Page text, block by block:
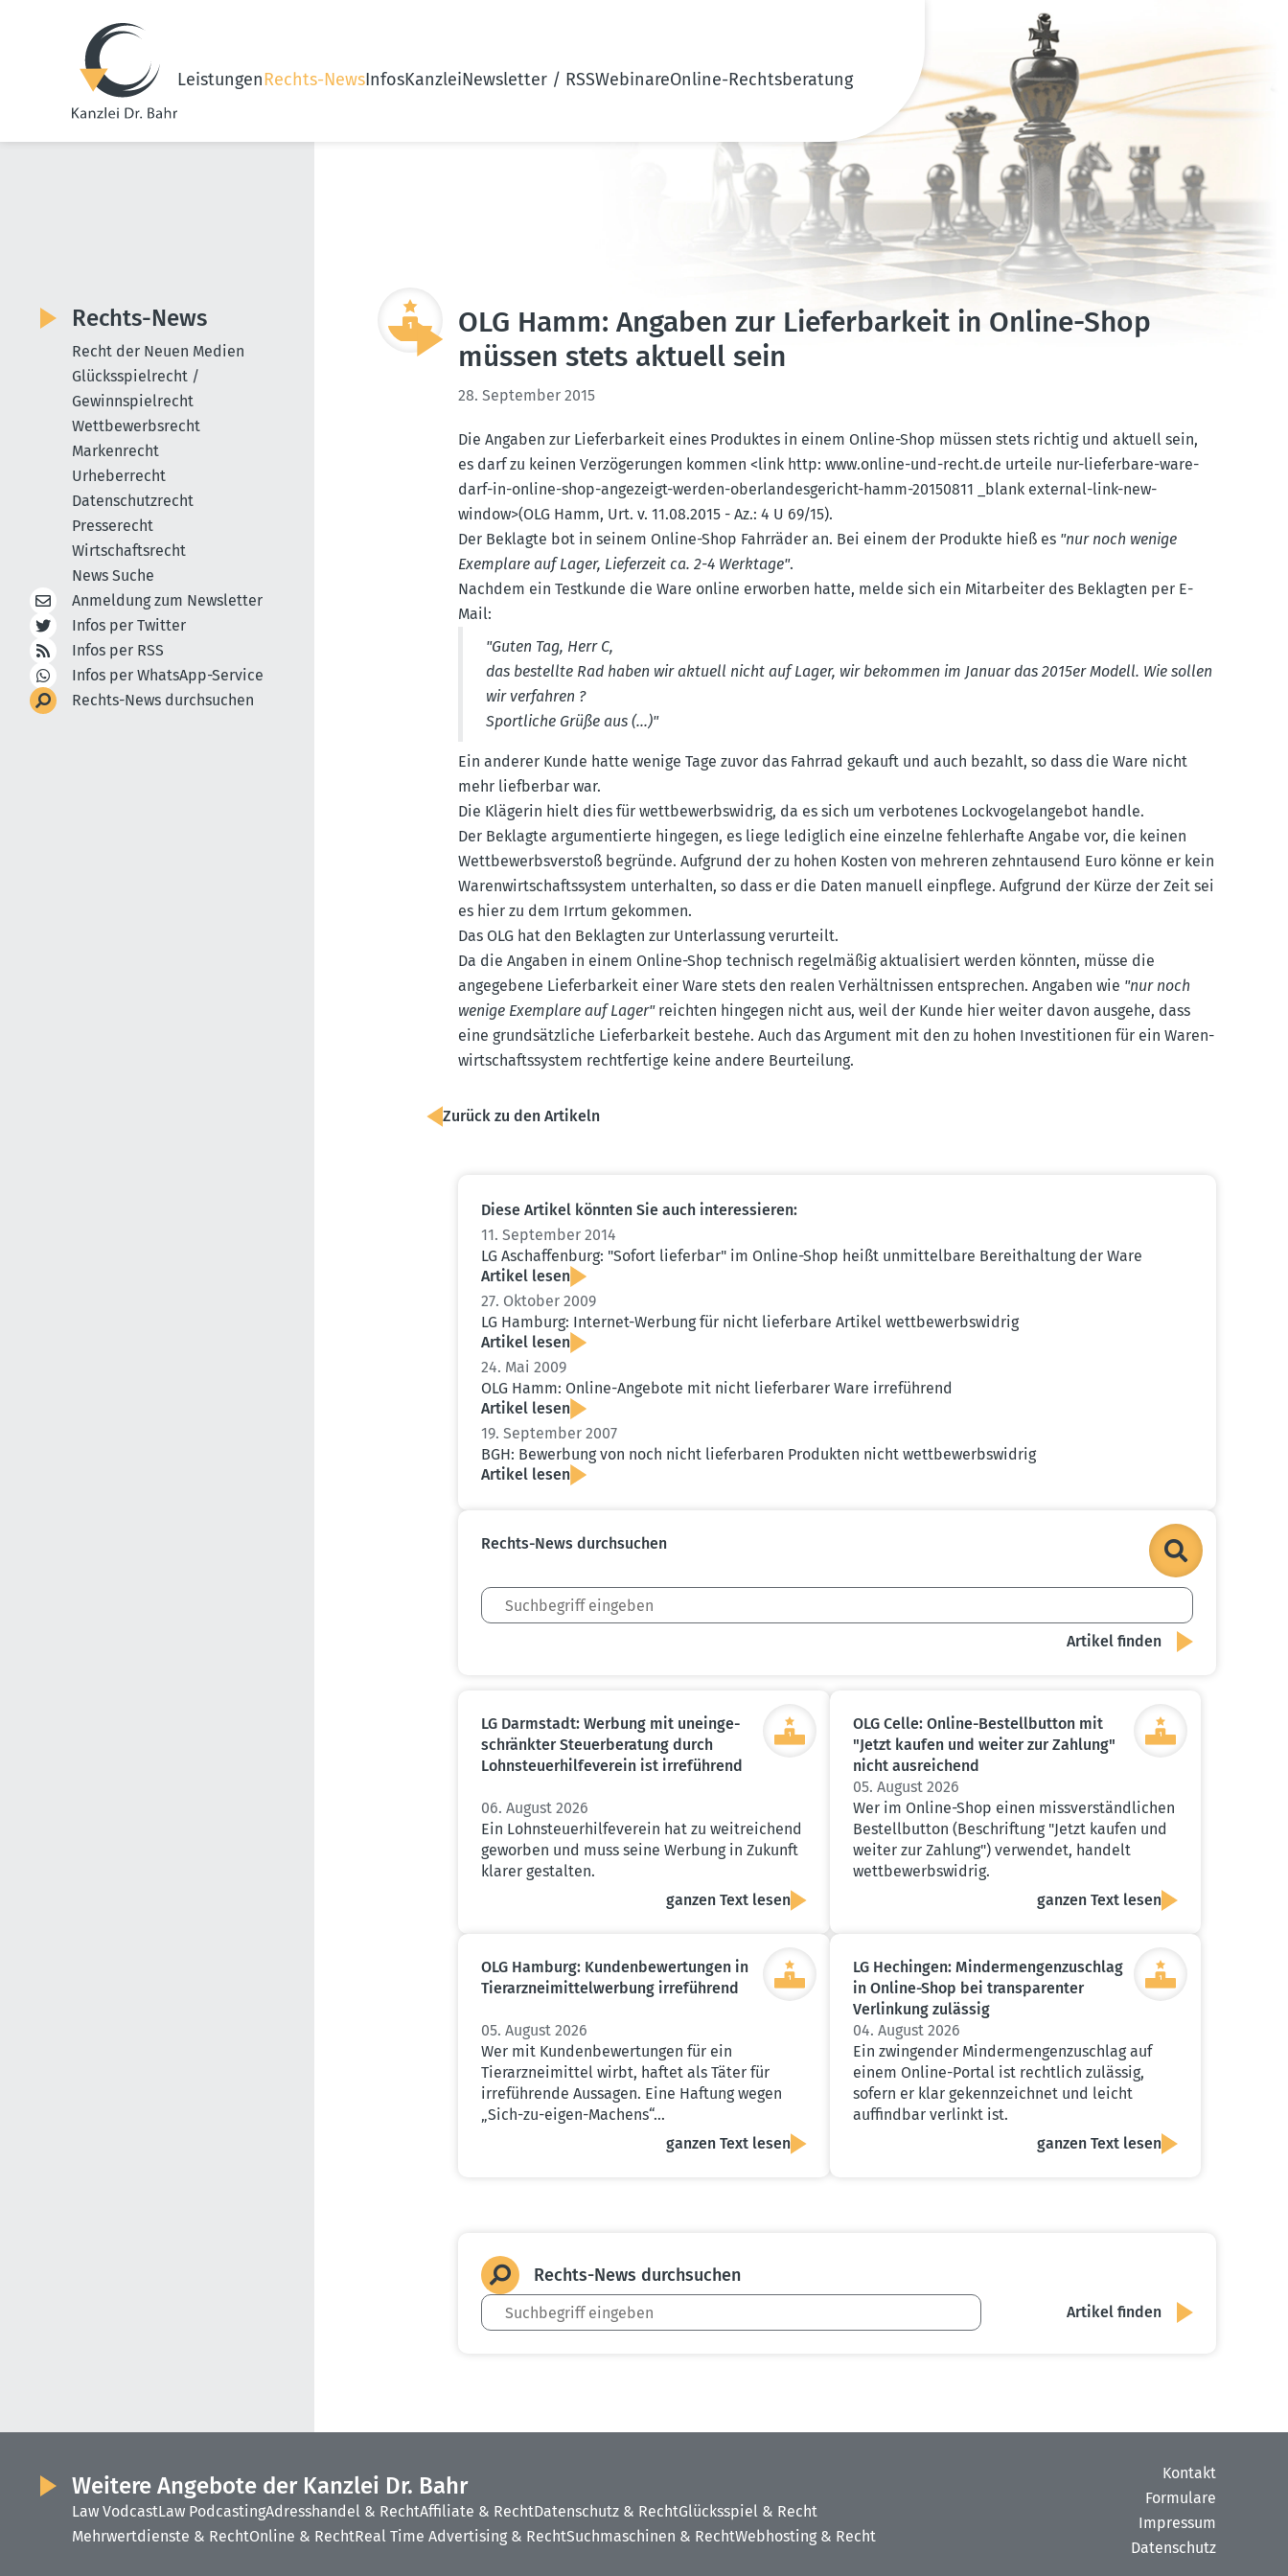
LeistungenRechts-NewsInfosKanzleiNewsletter / RSSWebinareOnline-Rechtsberatung
OLG Hamm: Angaben zur Liefer­barkeit in Online-Shop
müssen stets aktuell sein
28. September 2015
Die Angaben zur Liefer­barkeit eines Produktes in einem Online-Shop müssen stets richtig und aktuell sein,
es darf zu keinen Verzö­ge­rungen kommen <link http: www.​online-​und-​recht.​de urteile nur-lieferbare-ware-
darf-in-online-shop-angezeigt-werden-oberlan­des­ge­richt-hamm-20150811 _blank external-link-new-
window>(OLG Hamm, Urt. v. 11.08.2015 - Az.: 4 U 69/15).
Der Beklagte bot in seinem Online-Shop Fahrräder an. Bei einem der Produkte hieß es "nur noch wenige
Exemplare auf Lager, Lieferzeit ca. 2-4 Werktage".
Nachdem ein Testkunde die Ware online erworben hatte, melde sich ein Mitar­beiter des Beklagten per E-
Mail:
"Guten Tag, Herr C,
das bestellte Rad haben wir aktuell nicht auf Lager, wir bekommen im Januar das 2015er Modell. Wie sollen
wir verfahren ?
Sport­liche Grüße aus (...)"
Ein anderer Kunde hatte wenige Tage zuvor das Fahrrad gekauft und auch bezahlt, so dass die Ware nicht
mehr liefberbar war.
Die Klägerin hielt dies für wettbe­werbs­widrig, da es sich um verbo­tenes Lockvo­gel­an­gebot handle.
Der Beklagte argumen­tierte hingegen, es liege lediglich eine einzelne fehler­hafte Angabe vor, die keinen
Wettbe­werbs­verstoß begründe. Aufgrund der zu hohen Kosten von mehreren zehntausend Euro könne er kein
Waren­wirt­schafts­system unter­halten, so dass er die Daten manuell einpflege. Aufgrund der Kürze der Zeit sei
es hier zu dem Irrtum gekommen.
Das OLG hat den Beklagten zur Unter­lassung verur­teilt.
Da die Angaben in einem Online-Shop technisch regel­mäßig aktua­li­siert werden könnten, müsse die
angegebene Liefer­barkeit einer Ware stets den realen Verhält­nissen entsprechen. Angaben wie "nur noch
wenige Exemplare auf Lager"reichten hingegen nicht aus, weil der Kunde hier weiter davon ausgehe, dass
eine grund­sätz­liche Liefer­barkeit bestehe. Auch das Argument mit den zu hohen Inves­ti­tionen für ein Waren­
wirt­schafts­system recht­fertige keine andere Beurteilung.
Zurück zu den Artikeln
Diese Artikel könnten Sie auch inter­es­sieren:
11. September 2014
LG Aschaf­fenburg: "Sofort lieferbar" im Online-Shop heißt unmit­telbare Bereit­haltung der Ware
Artikel lesen
27. Oktober 2009
LG Hamburg: Internet-Werbung für nicht lieferbare Artikel wettbe­werbs­widrig
Artikel lesen
24. Mai 2009
OLG Hamm: Online-Angebote mit nicht liefer­barer Ware irreführend
Artikel lesen
19. September 2007
BGH: Bewerbung von noch nicht liefer­baren Produkten nicht wettbe­werbs­widrig
Artikel lesen
Rechts-News durch­suchen
LG Darmstadt: Werbung mit unein­ge­
schränkter Steuer­be­ratung durch
Lohnsteu­er­hil­fe­verein ist irreführend
06. August 2026
Ein Lohnsteuerhilfeverein hat zu weitreichend
geworben und muss seine Werbung in Zukunft
klarer gestalten.
ganzen Text lesen
OLG Celle: Online-Bestell­button mit
"Jetzt kaufen und weiter zur Zahlung"
nicht ausrei­chend
05. August 2026
Wer im Online-Shop einen missverständlichen
Bestellbutton (Beschriftung "Jetzt kaufen und
weiter zur Zahlung") verwendet, handelt
wettbewerbswidrig.
ganzen Text lesen
OLG Hamburg: Kunden­be­wer­tungen in
Tierarz­nei­mit­tel­werbung irreführend
05. August 2026
Wer mit Kundenbewertungen für ein
Tierarzneimittel wirbt, haftet als Täter für
irreführende Aussagen. Eine Haftung wegen
„Sich-zu-eigen-Machens“…
ganzen Text lesen
LG Hechingen: Minder­men­gen­zu­schlag
in Online-Shop bei trans­pa­renter
Verlinkung zulässig
04. August 2026
Ein zwingender Mindermengenzuschlag auf
einem Online-Portal ist rechtlich zulässig,
sofern er klar gekennzeichnet und leicht
auffindbar verlinkt ist.
ganzen Text lesen
Rechts-News durch­suchen
Rechts-News
Recht der Neuen Medien
Glücksspielrecht /
Gewinnspielrecht
Wettbewerbsrecht
Markenrecht
Urheberrecht
Datenschutzrecht
Presserecht
Wirtschaftsrecht
News Suche
Anmeldung zum Newsletter
Infos per Twitter
Infos per RSS
Infos per WhatsApp-Service
Rechts-News durchsuchen
Weitere Angebote der Kanzlei Dr. Bahr
Law VodcastLaw PodcastingAdresshandel & RechtAffiliate & RechtDatenschutz & RechtGlücksspiel & Recht
Mehrwertdienste & RechtOnline & RechtReal Time Advertising & RechtSuchmaschinen & RechtWebhosting & Recht
Kontakt
Formulare
Impressum
Datenschutz